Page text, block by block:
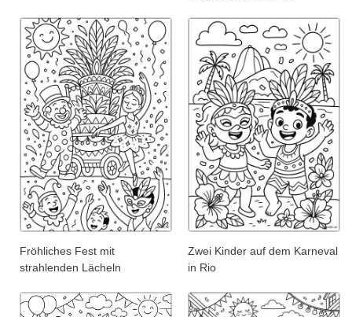
Fröhliches Fest mit
strahlenden Lächeln
Zwei Kinder auf dem Karneval
in Rio